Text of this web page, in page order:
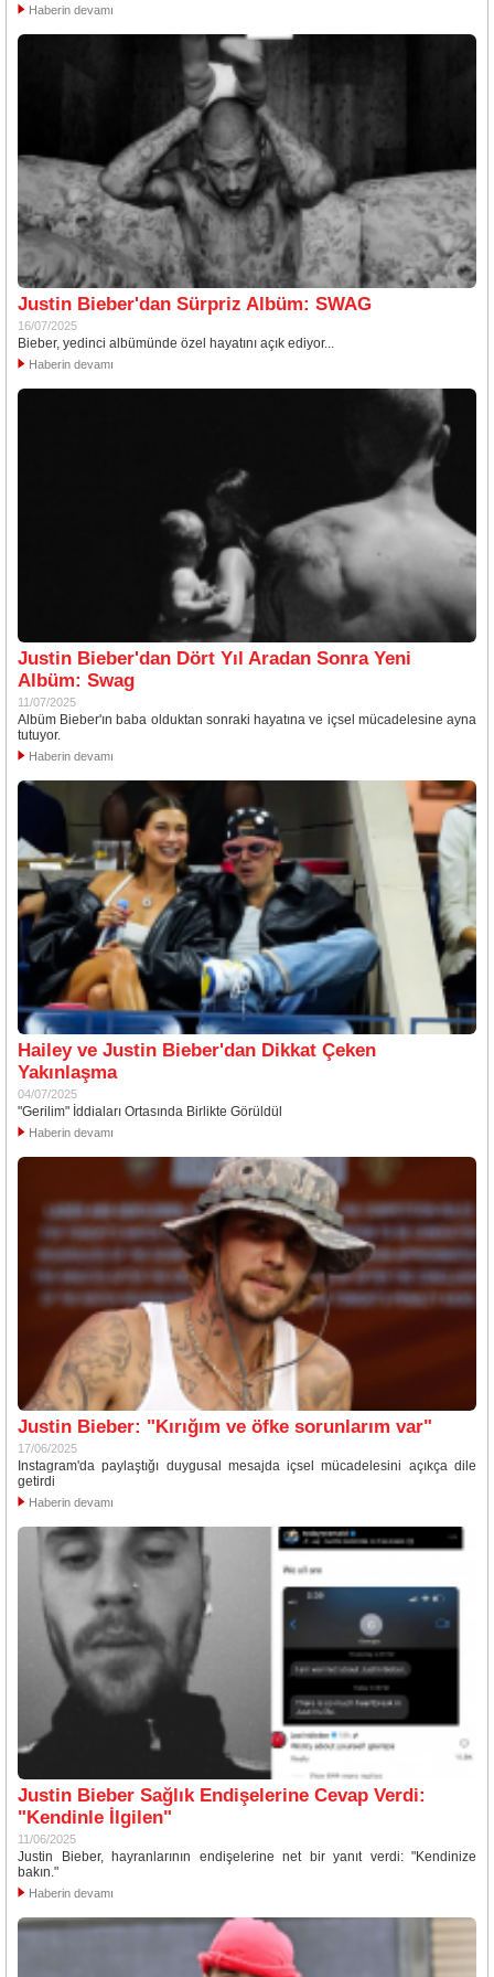
Haberin devamı
Justin Bieber'dan Sürpriz Albüm: SWAG
16/07/2025
Bieber, yedinci albümünde özel hayatını açık ediyor...
Haberin devamı
Justin Bieber'dan Dört Yıl Aradan Sonra Yeni
Albüm: Swag
11/07/2025
Albüm Bieber'ın baba olduktan sonraki hayatına ve içsel mücadelesine ayna
tutuyor.
Haberin devamı
Hailey ve Justin Bieber'dan Dikkat Çeken
Yakınlaşma
04/07/2025
"Gerilim" İddiaları Ortasında Birlikte Görüldül
Haberin devamı
Justin Bieber: "Kırığım ve öfke sorunlarım var"
17/06/2025
Instagram'da paylaştığı duygusal mesajda içsel mücadelesini açıkça dile
getirdi
Haberin devamı
Justin Bieber Sağlık Endişelerine Cevap Verdi:
"Kendinle İlgilen"
11/06/2025
Justin Bieber, hayranlarının endişelerine net bir yanıt verdi: "Kendinize
bakın."
Haberin devamı